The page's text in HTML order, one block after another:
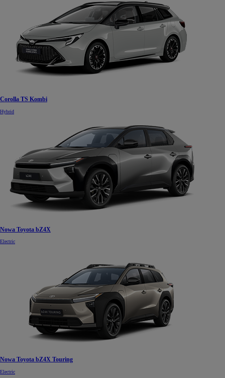
Corolla TS Kombi
Hybrid
Nowa Toyota bZ4X
Electric
Nowa Toyota bZ4X Touring
Electric